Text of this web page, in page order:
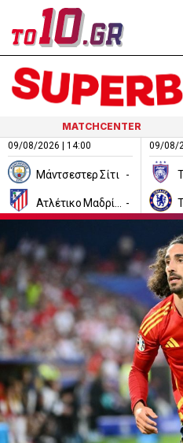
MATCHCENTER
09/08/2026 | 14:00
Μάντσεστερ Σίτι -
-
09/08/